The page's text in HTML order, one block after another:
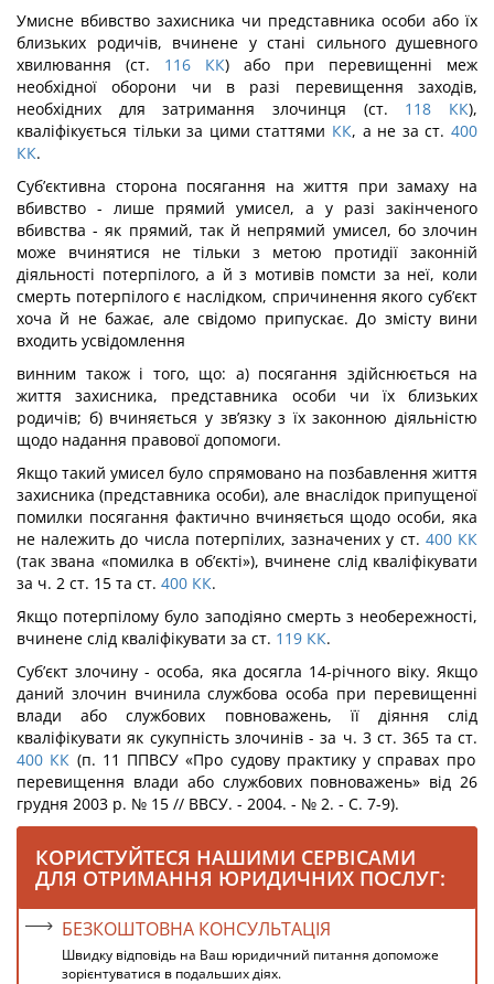
Умисне вбивство захисника чи представника особи або їх
близьких родичів, вчинене у стані сильного душевного
хвилювання (ст. 116 КК) або при перевищенні меж
необхідної оборони чи в разі перевищення заходів,
необхідних для затримання злочинця (ст. 118 КК),
кваліфікується тільки за цими статтями КК, а не за ст. 400
КК.
Суб’єктивна сторона посягання на життя при замаху на
вбивство - лише пря­мий умисел, а у разі закінченого
вбивства - як прямий, так й непрямий умисел, бо злочин
може вчинятися не тільки з метою протидії законній
діяльності потерпілого, а й з мотивів помсти за неї, коли
смерть потерпілого є наслідком, спричинення якого суб’єкт
хоча й не бажає, але свідомо припускає. До змісту вини
входить усвідомлення
винним також і того, що: а) посягання здійснюється на
життя захисника, представни­ка особи чи їх близьких
родичів; б) вчиняється у зв’язку з їх законною діяльністю
щодо надання правової допомоги.
Якщо такий умисел було спрямовано на позбавлення життя
захисника (представ­ника особи), але внаслідок припущеної
помилки посягання фактично вчиняється щодо особи, яка
не належить до числа потерпілих, зазначених у ст. 400 КК
(так звана «по­милка в об’єкті»), вчинене слід кваліфікувати
за ч. 2 ст. 15 та ст. 400 КК.
Якщо потерпілому було заподіяно смерть з необережності,
вчинене слід кваліфі­кувати за ст. 119 КК.
Суб’єкт злочину - особа, яка досягла 14-річного віку. Якщо
даний злочин вчинила службова особа при перевищенні
влади або службових повноважень, її ді­яння слід
кваліфікувати як сукупність злочинів - за ч. 3 ст. 365 та ст.
400 КК (п. 11 ППВСУ «Про судову практику у справах про
перевищення влади або службових повно­важень» від 26
грудня 2003 р. № 15 // ВВСУ. - 2004. - № 2. - С. 7-9).
КОРИСТУЙТЕСЯ НАШИМИ СЕРВІСАМИ
ДЛЯ ОТРИМАННЯ ЮРИДИЧНИХ ПОСЛУГ:
БЕЗКОШТОВНА КОНСУЛЬТАЦІЯ
Швидку відповідь на Ваш юридичний питання допоможе
зорієнтуватися в подальших діях.